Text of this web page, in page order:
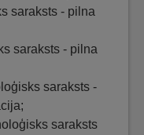
saraksts - pilna
saraksts - pilna
saraksts -
saraksts